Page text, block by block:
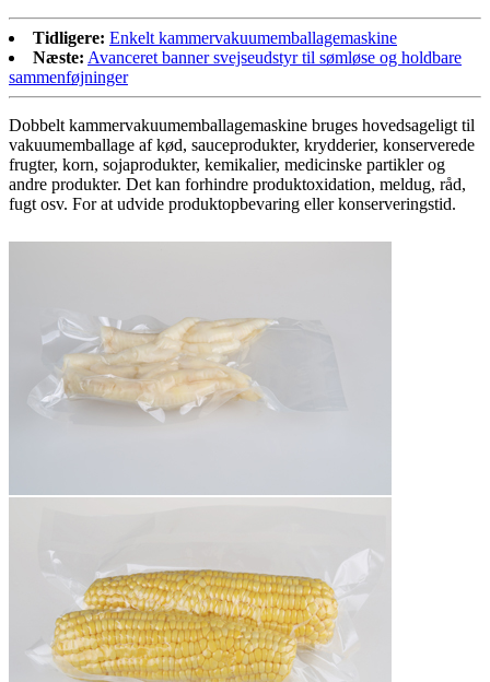
Tidligere: Enkelt kammervakuumemballagemaskine
Næste: Avanceret banner svejseudstyr til sømløse og holdbare
sammenføjninger
Dobbelt kammervakuumemballagemaskine bruges hovedsageligt til
vakuumemballage af kød, sauceprodukter, krydderier, konserverede
frugter, korn, sojaprodukter, kemikalier, medicinske partikler og
andre produkter. Det kan forhindre produktoxidation, meldug, råd,
fugt osv. For at udvide produktopbevaring eller konserveringstid.